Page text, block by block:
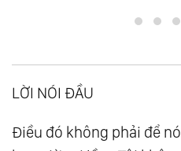
LỜI NÓI ĐẦU
Điều đó không phải để